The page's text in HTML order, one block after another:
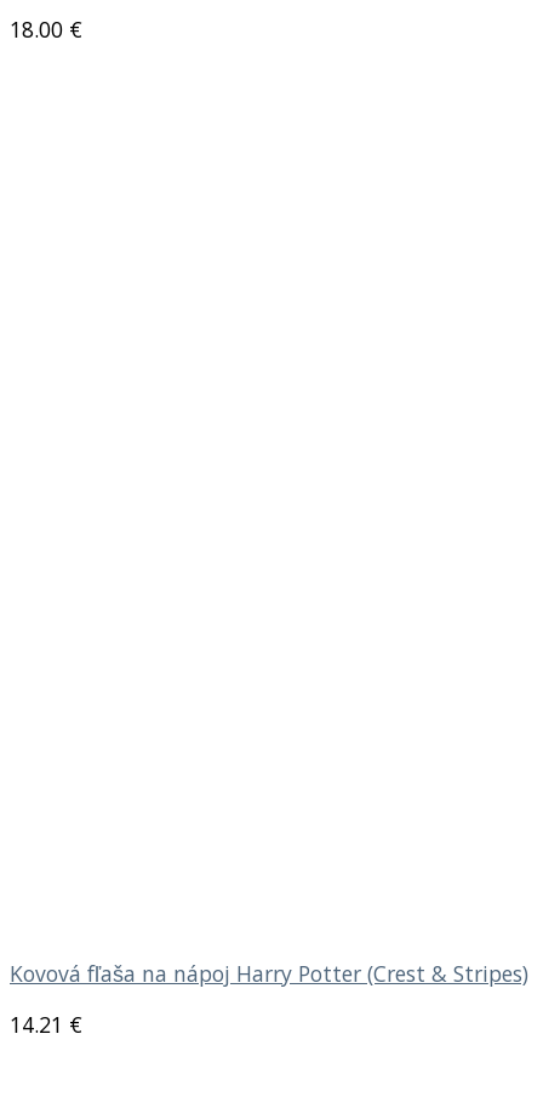
18.00 €
Kovová fľaša na nápoj Harry Potter (Crest & Stripes)
14.21 €